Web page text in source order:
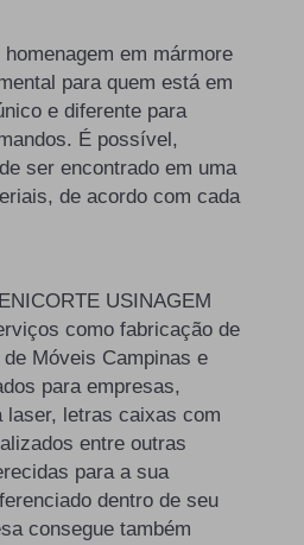
em mármore
para quem está em
e diferente para
É possível,
ser encontrado em uma
de acordo com cada
USINAGEM
como fabricação de
Móveis Campinas e
para empresas,
laser, letras caixas com
entre outras
para a sua
dentro de seu
consegue também